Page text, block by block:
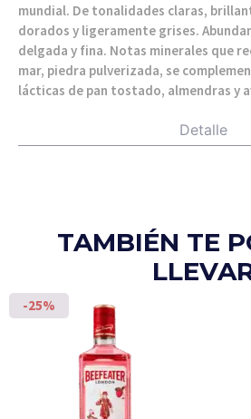
Detalle
mundial. De tonalidades claras,
dorados y ligeramente grises.
delgada y fina. Notas minerales que
mar, piedra pulverizada, se
lácticas de pan tostado, almendras y
TAMBIÉN TE
-25%